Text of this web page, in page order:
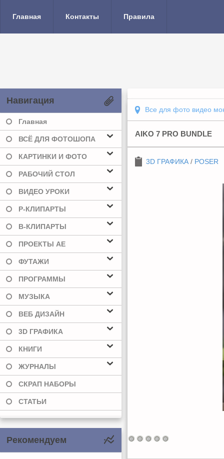
Главная Контакты Правила
Навигация
Главная
ВСЁ ДЛЯ ФОТОШОПА
КАРТИНКИ И ФОТО
РАБОЧИЙ СТОЛ
ВИДЕО УРОКИ
Р-КЛИПАРТЫ
В-КЛИПАРТЫ
ПРОЕКТЫ AE
ФУТАЖИ
ПРОГРАММЫ
МУЗЫКА
ВЕБ ДИЗАЙН
3D ГРАФИКА
КНИГИ
ЖУРНАЛЫ
СКРАП НАБОРЫ
СТАТЬИ
Рекомендуем
Все для фото видео
AIKO 7 PRO BUNDLE
3D ГРАФИКА / POSER